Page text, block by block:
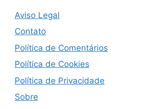
Aviso Legal
Contato
Política de Comentários
Política de Cookies
Política de Privacidade
Sobre